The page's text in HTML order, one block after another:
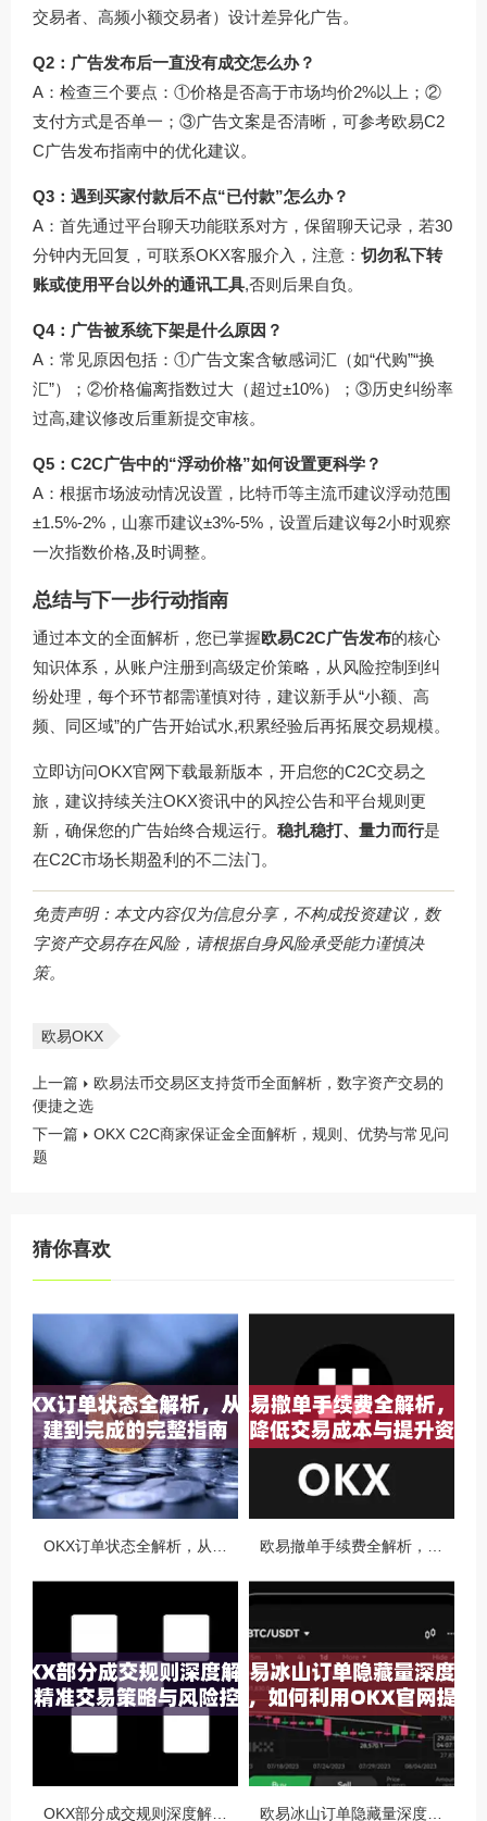
交易者、高频小额交易者）设计差异化广告。
Q2：广告发布后一直没有成交怎么办？
A：检查三个要点：①价格是否高于市场均价2%以上；②
支付方式是否单一；③广告文案是否清晰，可参考欧易C2
C广告发布指南中的优化建议。
Q3：遇到买家付款后不点“已付款”怎么办？
A：首先通过平台聊天功能联系对方，保留聊天记录，若30
分钟内无回复，可联系OKX客服介入，注意： 切勿私下转
账或使用平台以外的通讯工具,否则后果自负。
Q4：广告被系统下架是什么原因？
A：常见原因包括：①广告文案含敏感词汇（如“代购”“换
汇”）；②价格偏离指数过大（超过±10%）；③历史纠纷率
过高,建议修改后重新提交审核。
Q5：C2C广告中的“浮动价格”如何设置更科学？
A：根据市场波动情况设置，比特币等主流币建议浮动范围
±1.5%-2%，山寨币建议±3%-5%，设置后建议每2小时观察
一次指数价格,及时调整。
总结与下一步行动指南
通过本文的全面解析，您已掌握欧易C2C广告发布的核心
知识体系，从账户注册到高级定价策略，从风险控制到纠
纷处理，每个环节都需谨慎对待，建议新手从“小额、高
频、同区域”的广告开始试水,积累经验后再拓展交易规模。
立即访问OKX官网下载最新版本，开启您的C2C交易之
旅，建议持续关注OKX资讯中的风控公告和平台规则更
新，确保您的广告始终合规运行。 稳扎稳打、量力而行是
在C2C市场长期盈利的不二法门。
免责声明：本文内容仅为信息分享，不构成投资建议，数
字资产交易存在风险，请根据自身风险承受能力谨慎决
策。
欧易OKX
上一篇
欧易法币交易区支持货币全面解析，数字资产交易的
便捷之选
下一篇
OKX C2C商家保证金全面解析，规则、优势与常见问
题
猜你喜欢